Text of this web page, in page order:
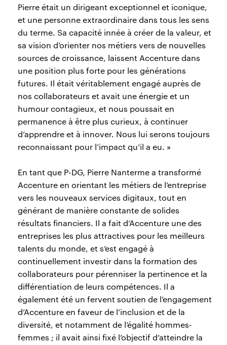
Pierre était un dirigeant exceptionnel et iconique,
et une personne extraordinaire dans tous les sens
du terme. Sa capacité innée à créer de la valeur, et
sa vision d’orienter nos métiers vers de nouvelles
sources de croissance, laissent Accenture dans
une position plus forte pour les générations
futures. Il était véritablement engagé auprès de
nos collaborateurs et avait une énergie et un
humour contagieux, et nous poussait en
permanence à être plus curieux, à continuer
d’apprendre et à innover. Nous lui serons toujours
reconnaissant pour l’impact qu’il a eu. »
En tant que P-DG, Pierre Nanterme a transformé
Accenture en orientant les métiers de l’entreprise
vers les nouveaux services digitaux, tout en
générant de manière constante de solides
résultats financiers. Il a fait d’Accenture une des
entreprises les plus attractives pour les meilleurs
talents du monde, et s’est engagé à
continuellement investir dans la formation des
collaborateurs pour pérenniser la pertinence et la
différentiation de leurs compétences. Il a
également été un fervent soutien de l’engagement
d’Accenture en faveur de l’inclusion et de la
diversité, et notamment de l’égalité hommes-
femmes ; il avait ainsi fixé l’objectif d’atteindre la